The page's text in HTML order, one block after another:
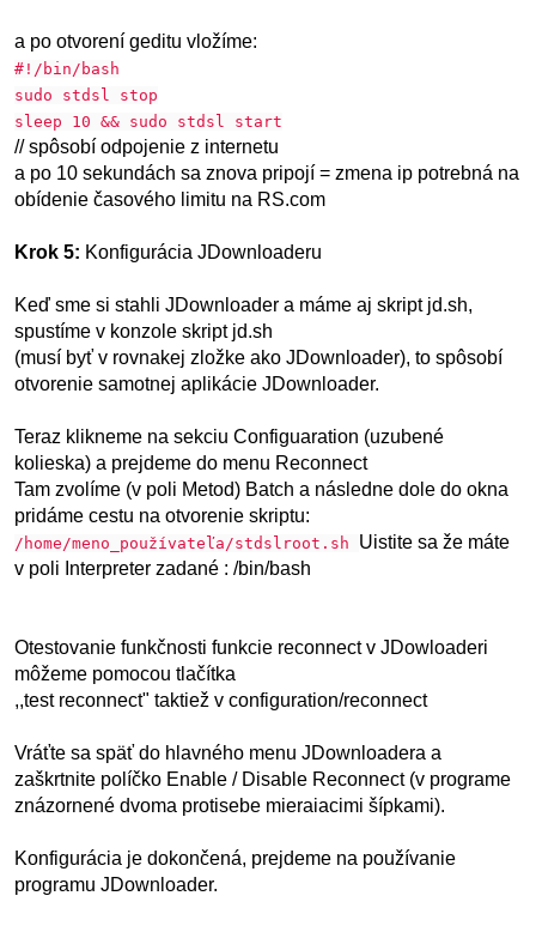
a po otvorení geditu vložíme:
#!/bin/bash
sudo stdsl stop
sleep 10 && sudo stdsl start
// spôsobí odpojenie z internetu
a po 10 sekundách sa znova pripojí = zmena ip potrebná na
obídenie časového limitu na RS.com
Krok 5: Konfigurácia JDownloaderu
Keď sme si stahli JDownloader a máme aj skript jd.sh,
spustíme v konzole skript jd.sh
(musí byť v rovnakej zložke ako JDownloader), to spôsobí
otvorenie samotnej aplikácie JDownloader.
Teraz klikneme na sekciu Configuaration (uzubené
kolieska) a prejdeme do menu Reconnect
Tam zvolíme (v poli Metod) Batch a následne dole do okna
pridáme cestu na otvorenie skriptu:
/home/meno_používateľa/stdslroot.sh Uistite sa že máte
v poli Interpreter zadané : /bin/bash
Otestovanie funkčnosti funkcie reconnect v JDowloaderi
môžeme pomocou tlačítka
,,test reconnect" taktiež v configuration/reconnect
Vráťte sa späť do hlavného menu JDownloadera a
zaškrtnite políčko Enable / Disable Reconnect (v programe
znázornené dvoma protisebe mieraiacimi šípkami).
Konfigurácia je dokončená, prejdeme na používanie
programu JDownloader.